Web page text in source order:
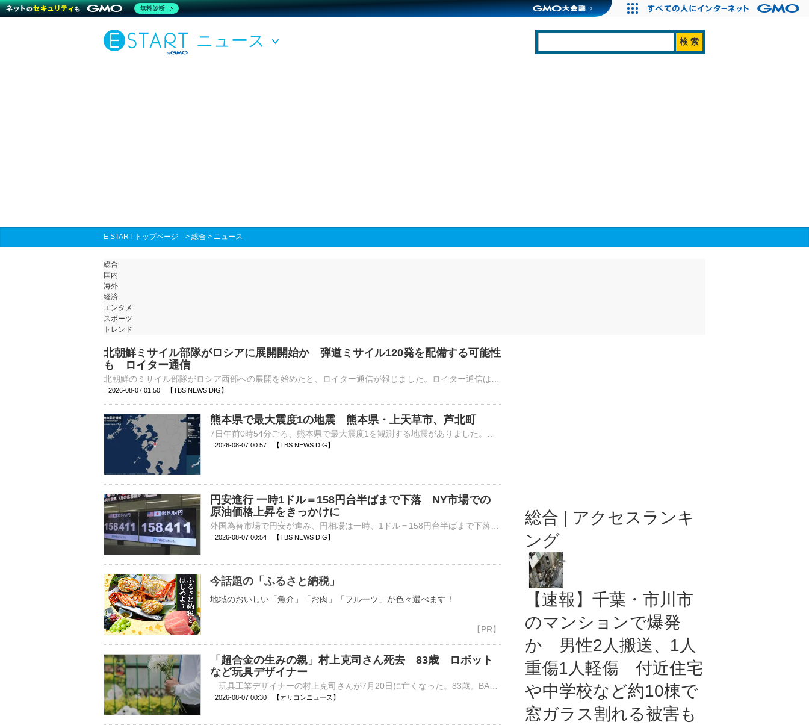
ニュース
E START トップページ > 総合 > ニュース
総合
国内
海外
経済
エンタメ
スポーツ
トレンド
北朝鮮ミサイル部隊がロシアに展開開始か 弾道ミサイル120発を配備する可能性
も ロイター通信
2026-08-07 01:50 【TBS NEWS DIG】
熊本県で最大震度1の地震 熊本県・上天草市、芦北町
2026-08-07 00:57 【TBS NEWS DIG】
円安進行 一時1ドル＝158円台半ばまで下落 NY市場での
原油価格上昇をきっかけに
2026-08-07 00:54 【TBS NEWS DIG】
今話題の「ふるさと納税」
地域のおいしい「魚介」「お肉」「フルーツ」が色々選べます！
「超合金の生みの親」村上克司さん死去 83歳 ロボット
など玩具デザイナー
2026-08-07 00:30 【オリコンニュース】
総合 | アクセスランキ
ング
【速報】千葉・市川市
のマンションで爆発
か 男性2人搬送、1人
重傷1人軽傷 付近住宅
や中学校など約10棟で
窓ガラス割れる被害も
無料診断